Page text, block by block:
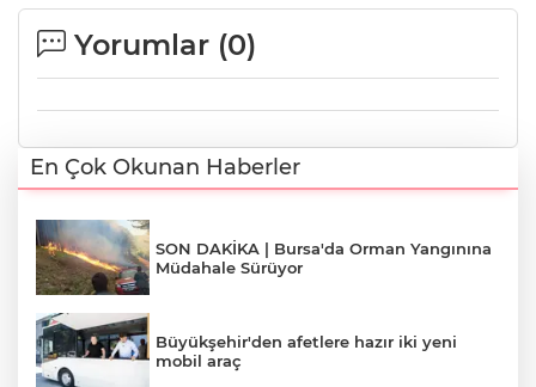
Yorumlar (0)
En Çok Okunan Haberler
SON DAKİKA | Bursa'da Orman Yangınına
Müdahale Sürüyor
Büyükşehir'den afetlere hazır iki yeni
mobil araç